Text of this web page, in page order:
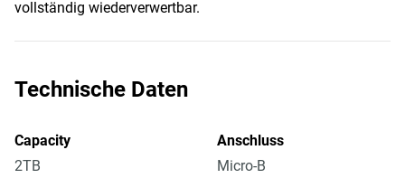
vollständig wiederverwertbar.
Technische Daten
Capacity
2TB
Anschluss
Micro-B